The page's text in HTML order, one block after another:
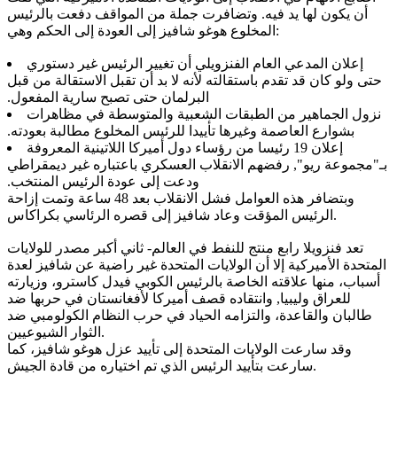
أن يكون لها يد فيه. وتضافرت جملة من المواقف دفعت بالرئيس
المخلوع هوغو شافيز إلى العودة إلى الحكم وهي:
إعلان المدعي العام الفنزويلي أن تغيير الرئيس غير دستوري
حتى ولو كان قد تقدم باستقالته‏ لأنه لا بد أن تقبل الاستقالة من قبل
البرلمان حتى تصبح سارية المفعول‏.‏
نزول الجماهير من الطبقات الشعبية والمتوسطة في مظاهرات
بشوارع العاصمة وغيرها تأييدا للرئيس المخلوع مطالبة بعودته‏.‏
إعلان ‏19 رئيسا من رؤساء‏ دول أميركا اللاتينية المعروفة
بـ"مجموعة ريو"‏,‏ رفضهم الانقلاب العسكري باعتباره غير ديمقراطي
ودعت إلى عودة الرئيس المنتخب‏.‏
وبتضافر هذه العوامل فشل الانقلاب بعد 48 ساعة وتمت إزاحة
الرئيس المؤقت وعاد شافيز إلى قصره الرئاسي بكراكاس.
تعد فنزويلا رابع منتج للنفط في العالم- ثاني أكبر مصدر للولايات
المتحدة الأميركية‏ إلا أن الولايات المتحدة غير راضية عن شافيز لعدة
أسباب، منها علاقته الخاصة بالرئيس الكوبي فيدل كاسترو، وزيارته
للعراق وليبيا, وانتقاده قصف أميركا لأفغانستان في حربها ضد
طالبان والقاعدة، والتزامه الحياد في حرب النظام الكولومبي ضد
الثوار الشيوعيين.
وقد سارعت الولايات المتحدة إلى تأييد عزل هوغو شافيز، كما
سارعت بتأييد الرئيس الذي تم اختياره من قادة الجيش.